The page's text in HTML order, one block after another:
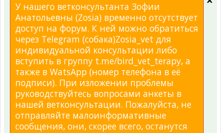
У нашего ветконсультанта Зофии
Анатольевны (Zosia) временно отсутствует
доступ на форум. К ней можно обратиться
через Telegram (собака)Zosia_vet для
индивидуальной консультации либо
вступить в группу t.me/bird_vet_terapy, а
также в WatsApp (номер телефона в её
подписи). При изложении проблемы
руководствуйтесь вопросами анкеты в
нашей ветконсультации. Пожалуйста, не
отправляйте малоинформативные
сообщения, они, скорее всего, останутся